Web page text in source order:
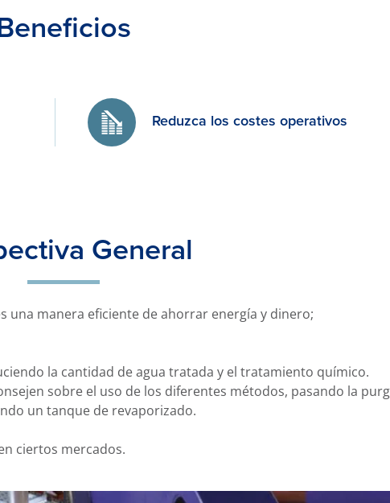
Reduzca los costes operativos
General
una manera eficiente de ahorrar energía y dinero;
la cantidad de agua tratada y el tratamiento químico.
sobre el uso de los diferentes métodos, pasando la
un tanque de revaporizado.
ciertos mercados.